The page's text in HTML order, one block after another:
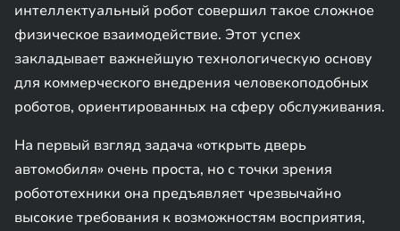
интеллектуальный робот совершил такое сложное
физическое взаимодействие. Этот успех
закладывает важнейшую технологическую основу
для коммерческого внедрения человекоподобных
роботов, ориентированных на сферу обслуживания.
На первый взгляд задача «открыть дверь
автомобиля» очень проста, но с точки зрения
робототехники она предъявляет чрезвычайно
высокие требования к возможностям восприятия,